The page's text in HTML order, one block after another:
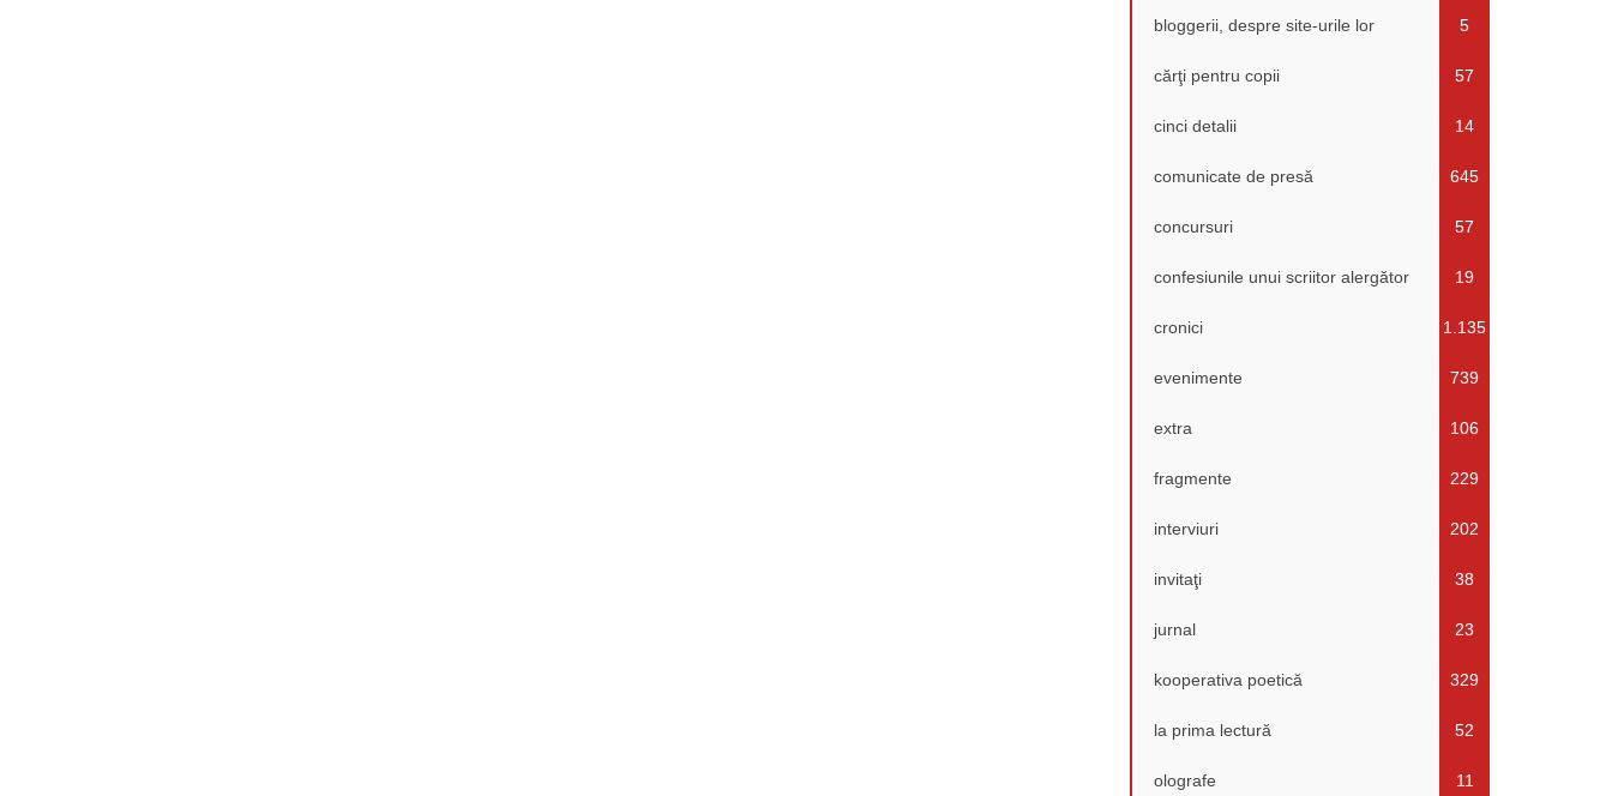
bloggerii, despre site-urile lor 5
cărţi pentru copii 57
cinci detalii 14
comunicate de presă 645
concursuri 57
confesiunile unui scriitor alergător 19
cronici 1.135
evenimente 739
extra 106
fragmente 229
interviuri 202
invitaţi 38
jurnal 23
kooperativa poetică 329
la prima lectură 52
olografe 11